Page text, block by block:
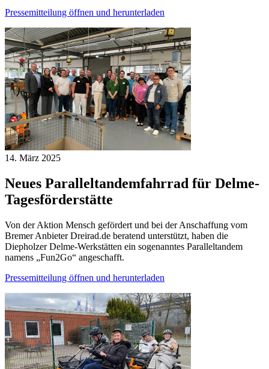
Pressemitteilung öffnen und herunterladen
14. März 2025
Neues Paralleltandemfahrrad für Delme-
Tagesförderstätte
Von der Aktion Mensch gefördert und bei der Anschaffung vom
Bremer Anbieter Dreirad.de beratend unterstützt, haben die
Diepholzer Delme-Werkstätten ein sogenanntes Paralleltandem
namens „Fun2Go“ angeschafft.
Pressemitteilung öffnen und herunterladen